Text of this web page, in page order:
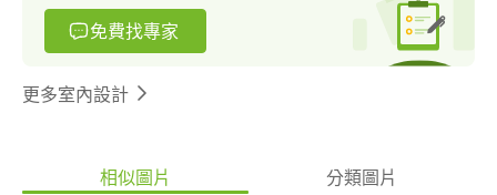
衷，持續學習、持續成長，將新工法、新建材、新想法帶入空間設
計中。 公司統編 經濟部/財政部登記有案：90024989 相關經歷 陳
卲奇 ◆現任／ 設計總監 ◆學歷／ 國立臺中科技大學 ◆經歷／ 旎
茉空間美學工作室 負責人 中華民國室內裝修專業技術人員學會 北
區督導 台灣室內設計裝飾協會 法規委員會 委員 桃園市室內設計裝
認證專案執行人員 國定古蹟國立臺灣博物館本館與古生物館餐廳
免費找專家
更多室內設計
相似圖片 分類圖片